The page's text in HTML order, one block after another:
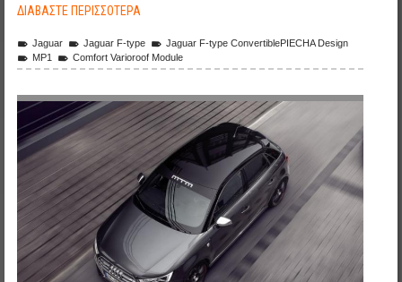
ΔΙΑΒΆΣΤΕ ΠΕΡΙΣΣΌΤΕΡΑ
Jaguar Jaguar F-type
Jaguar F-type ConvertiblePIECHA Design
MP1
Comfort Varioroof Module
audi-s1_mtm.jpg